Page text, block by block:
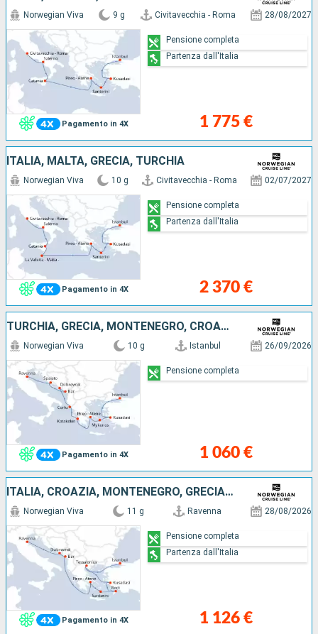
Pagamento in 4X
Norwegian Viva 9 g Civitavecchia - Roma 28/08/2027
1 775 €
Pensione completa
Partenza dall'Italia
ITALIA, MALTA, GRECIA, TURCHIA
Pagamento in 4X
Norwegian Viva 10 g Civitavecchia - Roma 02/07/2027
2 370 €
Pensione completa
Partenza dall'Italia
TURCHIA, GRECIA, MONTENEGRO, CROAZIA, ITALIA
Pagamento in 4X
Norwegian Viva 10 g Istanbul 26/09/2026
1 060 €
Pensione completa
ITALIA, CROAZIA, MONTENEGRO, GRECIA, TURCHIA
Pagamento in 4X
Norwegian Viva 11 g Ravenna 28/08/2026
1 126 €
Pensione completa
Partenza dall'Italia